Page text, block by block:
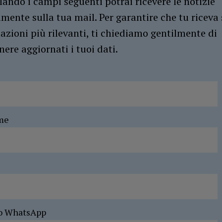
sulla tua mail. Per garantire che tu riceva
più rilevanti, ti chiediamo gentilmente di
aggiornati i tuoi dati.
WhatsApp